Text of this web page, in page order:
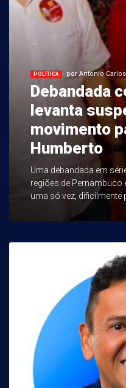
POLÍTICA por Antonio
Debandada
levanta
movimento
Humberto
Uma debandada em
regiões de Pernambuco
uma só vez, dificilmente